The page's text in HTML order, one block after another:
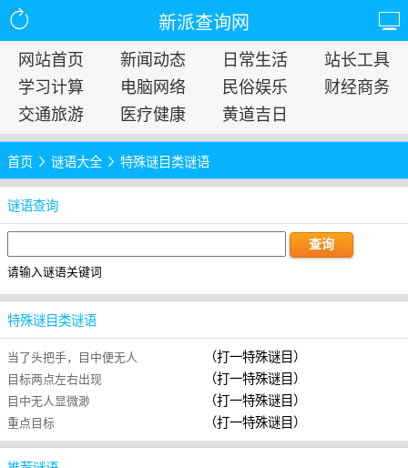
新派查询网
网站首页 新闻动态 日常生活
站长工具
学习计算
电脑网络 民俗娱乐
财经商务
交通旅游
医疗健康 黄道吉日
首页 谜语大全 特殊谜目类谜语
谜语查询
请输入谜语关键词
特殊谜目类谜语
当了头把手，目中便无人 （打一特殊谜目）
目标两点左右出现 （打一特殊谜目）
目中无人显微渺 （打一特殊谜目）
重点目标 （打一特殊谜目）